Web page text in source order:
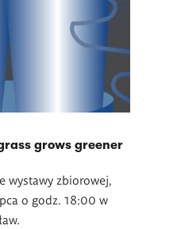
grows greener
wystawy zbiorowej,
o godz. 18:00 w